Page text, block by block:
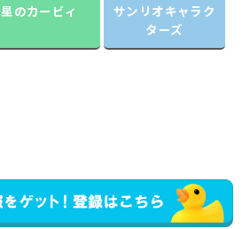
星のカービィ
サンリオキャラク
ターズ